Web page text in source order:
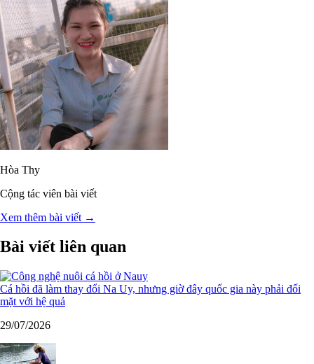
Hòa Thy
Cộng tác viên bài viết
Xem thêm bài viết →
Bài viết liên quan
Cá hồi đã làm thay đổi Na Uy, nhưng giờ đây quốc gia này phải đối
mặt với hệ quả
29/07/2026